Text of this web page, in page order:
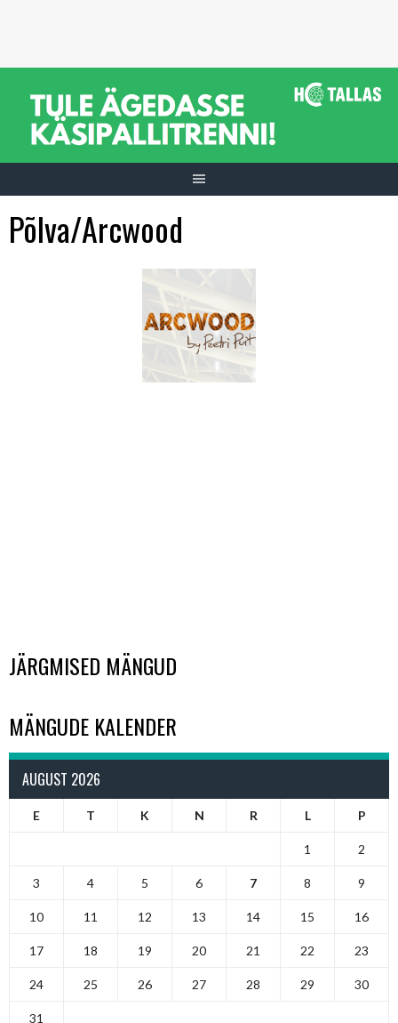
Põlva/Arcwood
JÄRGMISED MÄNGUD
MÄNGUDE KALENDER
AUGUST 2026
E T K N R L P
1 2
3 4 5 6 7 8 9
10 11 12 13 14 15 16
17 18 19 20 21 22 23
24 25 26 27 28 29 30
31